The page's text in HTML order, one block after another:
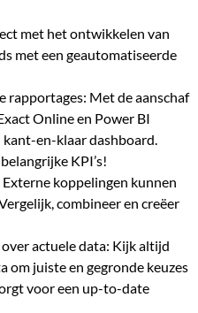
met het ontwikkelen van
met een geautomatiseerde
rapportages: Met de aanschaf
Online en Power BI
en-klaar dashboard.
KPI’s!
koppelingen kunnen
combineer en creëer
actuele data: Kijk altijd
om juiste en gegronde keuzes
voor een up-to-date